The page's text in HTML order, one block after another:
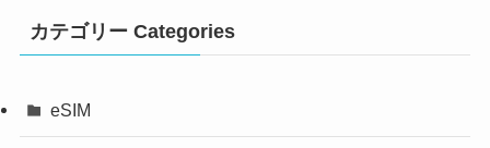
カテゴリー Categories
eSIM